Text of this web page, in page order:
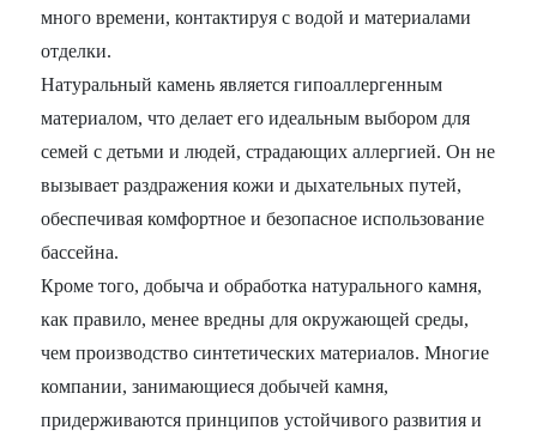
много времени, контактируя с водой и материалами
отделки.
Натуральный камень является гипоаллергенным
материалом, что делает его идеальным выбором для
семей с детьми и людей, страдающих аллергией. Он не
вызывает раздражения кожи и дыхательных путей,
обеспечивая комфортное и безопасное использование
бассейна.
Кроме того, добыча и обработка натурального камня,
как правило, менее вредны для окружающей среды,
чем производство синтетических материалов. Многие
компании, занимающиеся добычей камня,
придерживаются принципов устойчивого развития и